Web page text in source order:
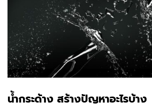
น้ำกระด้าง สร้างปัญหาอะไรบ้าง